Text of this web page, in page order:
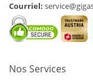
Courriel:
Nos Services